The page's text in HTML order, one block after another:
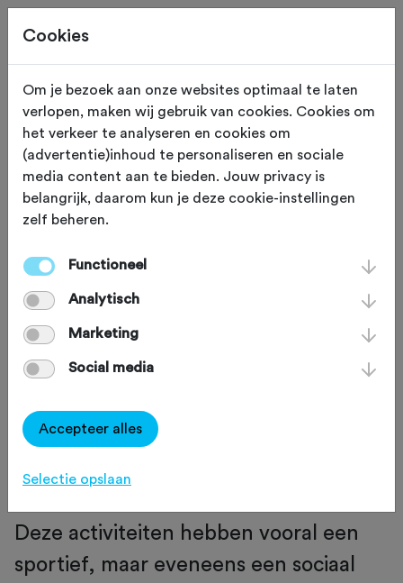
Mierlo-hout Noord Brabant
Tourclub Mierlo-Hout
Een club, waarbij het vooral belangrijk
is om samen gezellig te fietsen. Binnen
de tourclub zijn er allerlei activiteiten
Deze activiteiten hebben vooral een
sportief, maar eveneens een sociaal
Cookies
Om je bezoek aan onze websites optimaal te laten
verlopen, maken wij gebruik van cookies. Cookies om
het verkeer te analyseren en cookies om
(advertentie)inhoud te personaliseren en sociale
media content aan te bieden. Jouw privacy is
belangrijk, daarom kun je deze cookie-instellingen
zelf beheren.
Functioneel
Analytisch
Marketing
Social media
Accepteer alles
Selectie opslaan